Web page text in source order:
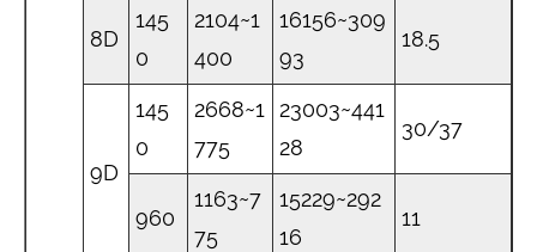
8D
145
0
2104~1
400
16156~309
93
18.5
9D
145
0
2668~1
775
23003~441
28
30/37
960
1163~7
75
15229~292
16
11